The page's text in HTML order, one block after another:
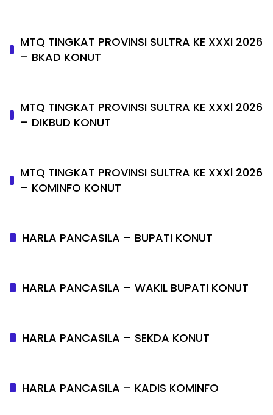
MTQ TINGKAT PROVINSI SULTRA KE XXXl 2026
– BKAD KONUT
MTQ TINGKAT PROVINSI SULTRA KE XXXl 2026
– DIKBUD KONUT
MTQ TINGKAT PROVINSI SULTRA KE XXXl 2026
– KOMINFO KONUT
HARLA PANCASILA – BUPATI KONUT
HARLA PANCASILA – WAKIL BUPATI KONUT
HARLA PANCASILA – SEKDA KONUT
HARLA PANCASILA – KADIS KOMINFO